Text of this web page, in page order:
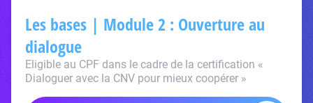
Les bases | Module 2 : Ouverture au
dialogue
Eligible au CPF dans le cadre de la certification «
Dialoguer avec la CNV pour mieux coopérer »